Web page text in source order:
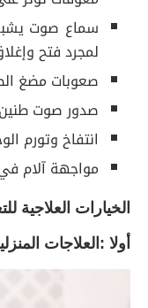
سماع صوت
لمجرد فتح
صعوبات مضغ
صدور صوت
انتفاخ وتورم
مواجهة آلام
الخيارات العلاجية
أولا :العلاجات